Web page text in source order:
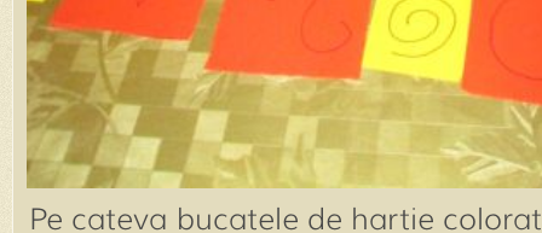
Pe cateva bucatele de hartie